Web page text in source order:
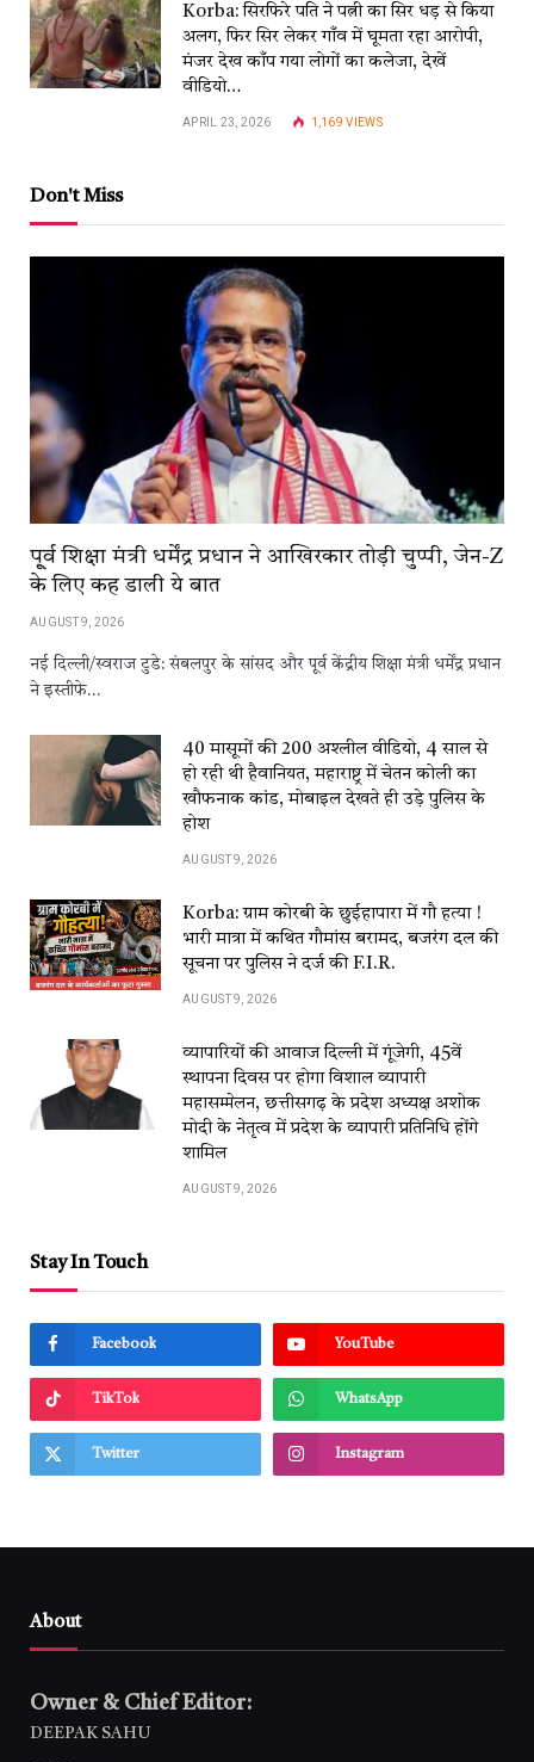
Korba: सिरफिरे पति ने पत्नी का सिर धड़ से किया
अलग, फिर सिर लेकर गाँव में घूमता रहा आरोपी,
मंजर देख काँप गया लोगों का कलेजा, देखें
वीडियो…
APRIL 23, 2026 1,169VIEWS
Don't Miss
पू्र्व शिक्षा मंत्री धर्मेंद्र प्रधान ने आखिरकार तोड़ी चुप्पी, जेन-Z
के लिए कह डाली ये बात
AUGUST 9, 2026
नई दिल्ली/स्वराज टुडे: संबलपुर के सांसद और पूर्व केंद्रीय शिक्षा मंत्री धर्मेंद्र प्रधान
ने इस्तीफे…
40 मासूमों की 200 अश्लील वीडियो, 4 साल से
हो रही थी हैवानियत, महाराष्ट्र में चेतन कोली का
खौफनाक कांड, मोबाइल देखते ही उड़े पुलिस के
होश
AUGUST 9, 2026
Korba: ग्राम कोरबी के छुईहापारा में गौ हत्या !
भारी मात्रा में कथित गौमांस बरामद, बजरंग दल की
सूचना पर पुलिस ने दर्ज की F.I.R.
AUGUST 9, 2026
व्यापारियों की आवाज दिल्ली में गूंजेगी, 45वें
स्थापना दिवस पर होगा विशाल व्यापारी
महासम्मेलन, छत्तीसगढ़ के प्रदेश अध्यक्ष अशोक
मोदी के नेतृत्व में प्रदेश के व्यापारी प्रतिनिधि होंगे
शामिल
AUGUST 9, 2026
Stay In Touch
Facebook YouTube
TikTok WhatsApp
Twitter Instagram
About
Owner & Chief Editor:
DEEPAK SAHU